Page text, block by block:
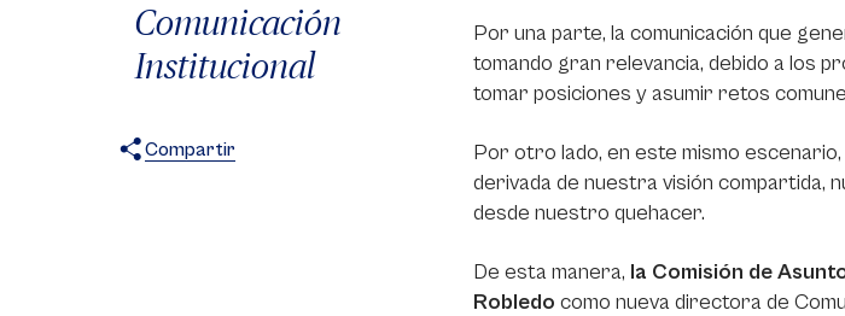
Comunicación
Institucional
Compartir
Por una parte, la comunicación que
tomando gran relevancia, debido a los
tomar posiciones y asumir retos
Por otro lado, en este mismo
derivada de nuestra visión compartida,
desde nuestro quehacer.
De esta manera, la Comisión de
Robledo como nueva directora de